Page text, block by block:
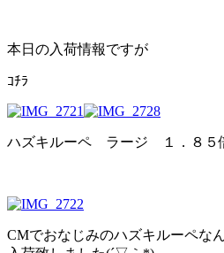
本日の入荷情報ですが
ｺﾁﾗ
ハズキルーペ ラージ １．８
CMでおなじみのハズキルーペな